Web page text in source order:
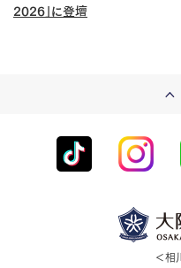
2026」に登壇
＜相